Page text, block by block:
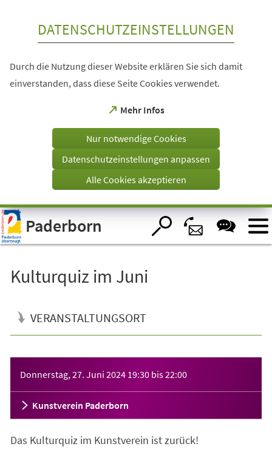
Visuelle
Assistenzsoftware
öffnen.
DATENSCHUTZEINSTELLUNGEN
Durch die Nutzung dieser Website erklären Sie sich damit
einverstanden, dass diese Seite Cookies verwendet.
Mehr Infos
(Öffnet
einem
Tab)
Nur notwendige Cookies
Datenschutzeinstellungen anpassen
Alle Cookies akzeptieren
Paderborn
Kulturquiz im Juni
VERANSTALTUNGSORT
Donnerstag, 27. Juni 2024 19:30 bis22:00
Kunstverein Paderborn
Das Kulturquiz im Kunstverein ist zurück!